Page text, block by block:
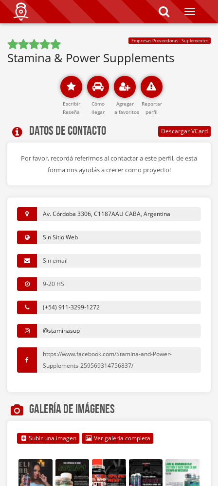
T
o
g
l
o
n
Empresas Proveedoras - Suplementos
Stamina & Power Supplements
Escribir
Reseña
Cómo
llegar
Agregar
a favoritos
Reportar
perfil
Datos de contacto
Por favor, recordá referirnos al contactar a este perfil, de esta
forma nos ayudás a crecer como proyecto!
Av. Córdoba 3306, C1187AAU CABA, Argentina
Sin Sitio Web
Sin email
9-20 HS
(+54) 911-3299-1272
@staminasup
https://www.facebook.com/Stamina-and-Power-
Supplements-259569314756837/
Galería de imágenes
Subir una imagen Ver galería completa